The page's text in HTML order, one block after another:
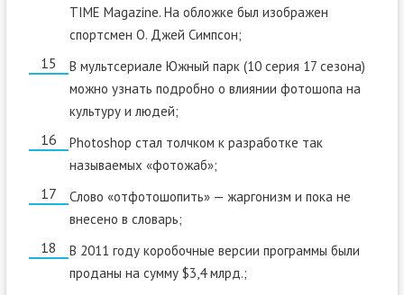
TIME Magazine. На обложке был изображен
спортсмен О. Джей Симпсон;
В мультсериале Южный парк (10 серия 17 сезона)
можно узнать подробно о влиянии фотошопа на
культуру и людей;
Photoshop стал толчком к разработке так
называемых «фотожаб»;
Слово «отфотошопить» — жаргонизм и пока не
внесено в словарь;
В 2011 году коробочные версии программы были
проданы на сумму $3,4 млрд.;